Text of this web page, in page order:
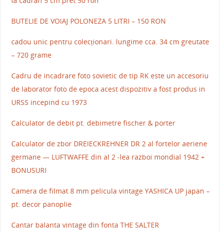
BUTELIE DE VOIAJ POLONEZA 5 LITRI – 150 RON
cadou unic pentru colecționari. lungime cca. 34 cm greutate
– 720 grame
Cadru de incadrare foto sovietic de tip RK este un accesoriu
de laborator foto de epoca acest dispozitiv a fost produs in
URSS incepind cu 1973
Calculator de debit pt. debimetre fischer & porter
Calculator de zbor DREIECKREHNER DR 2 al fortelor aeriene
germane — LUFTWAFFE din al 2 -lea razboi mondial 1942 +
BONUSURI
Camera de filmat 8 mm pelicula vintage YASHICA UP japan –
pt. decor panoplie
Cantar balanta vintage din fonta THE SALTER